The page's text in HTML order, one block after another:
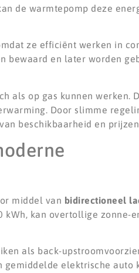
de warmtepomp deze
ze efficiënt werken in
bewaard en later worden
als op gas kunnen werken.
Door slimme
beschikbaarheid en prijzen.
middel van bidirectioneel
kan overtollige zonne-
als back-
elektrische auto